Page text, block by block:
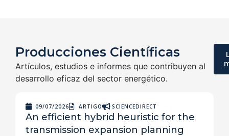
Producciones Científicas
Artículos, estudios e informes que contribuyen al
desarrollo eficaz del sector energético.
09/07/2026 ARTIGO SCIENCEDIRECT
An efficient hybrid heuristic for the
transmission expansion planning